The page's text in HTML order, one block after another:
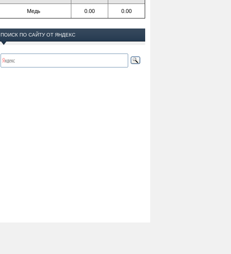
Медь 0.00 0.00
ПОИСК ПО САЙТУ ОТ ЯНДЕКС